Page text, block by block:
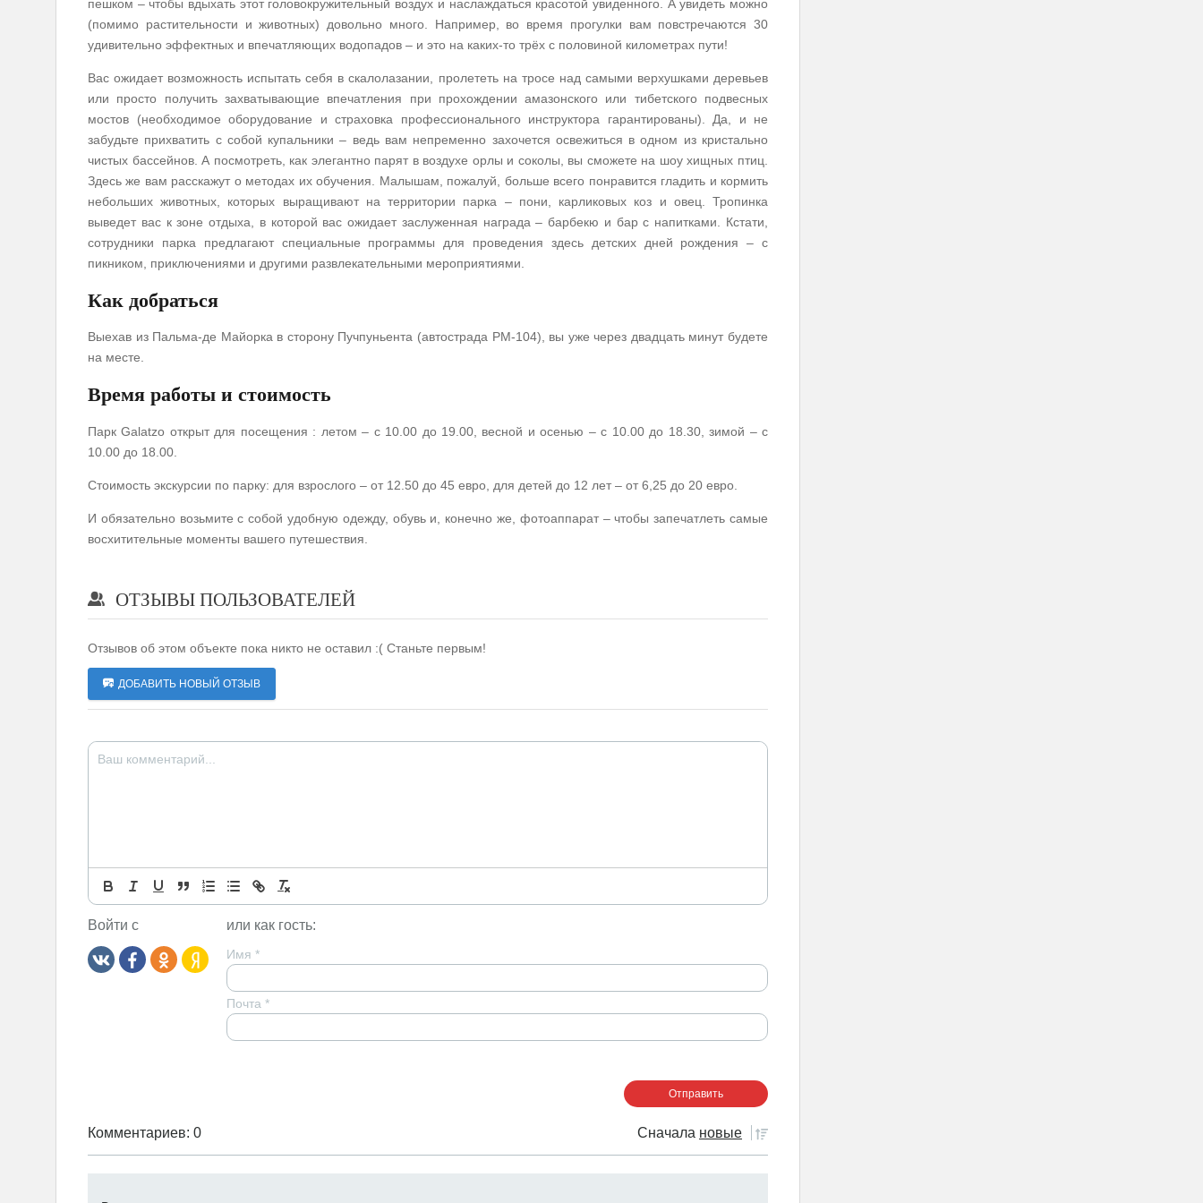
пешком – чтобы вдыхать этот головокружительный воздух и наслаждаться красотой увиденного. А увидеть можно
(помимо растительности и животных) довольно много. Например, во время прогулки вам повстречаются 30
удивительно эффектных и впечатляющих водопадов – и это на каких-то трёх с половиной километрах пути!
Вас ожидает возможность испытать себя в скалолазании, пролететь на тросе над самыми верхушками деревьев
или просто получить захватывающие впечатления при прохождении амазонского или тибетского подвесных
мостов (необходимое оборудование и страховка профессионального инструктора гарантированы). Да, и не
забудьте прихватить с собой купальники – ведь вам непременно захочется освежиться в одном из кристально
чистых бассейнов. А посмотреть, как элегантно парят в воздухе орлы и соколы, вы сможете на шоу хищных птиц.
Здесь же вам расскажут о методах их обучения. Малышам, пожалуй, больше всего понравится гладить и кормить
небольших животных, которых выращивают на территории парка – пони, карликовых коз и овец. Тропинка
выведет вас к зоне отдыха, в которой вас ожидает заслуженная награда – барбекю и бар с напитками. Кстати,
сотрудники парка предлагают специальные программы для проведения здесь детских дней рождения – с
пикником, приключениями и другими развлекательными мероприятиями.
Как добраться
Выехав из Пальма-де Майорка в сторону Пучпуньента (автострада PM-104), вы уже через двадцать минут будете
на месте.
Время работы и стоимость
Парк Galatzo открыт для посещения : летом – с 10.00 до 19.00, весной и осенью – с 10.00 до 18.30, зимой – с
10.00 до 18.00.
Стоимость экскурсии по парку: для взрослого – от 12.50 до 45 евро, для детей до 12 лет – от 6,25 до 20 евро.
И обязательно возьмите с собой удобную одежду, обувь и, конечно же, фотоаппарат – чтобы запечатлеть самые
восхитительные моменты вашего путешествия.
ОТЗЫВЫ ПОЛЬЗОВАТЕЛЕЙ
Отзывов об этом объекте пока никто не оставил :( Станьте первым!
ДОБАВИТЬ НОВЫЙ ОТЗЫВ
Войти с или как гость:
Имя *
Почта *
Комментариев: 0 Сначала новые